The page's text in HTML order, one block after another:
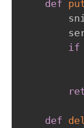
def
if
def